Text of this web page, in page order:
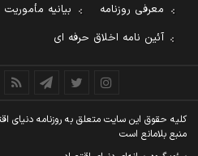
معرفی روزنامه
بیانیه مأموریت
آئین نامه اخلاق حرفه ای
کليه حقوق اين سايت متعلق به روزنامه دنيای
منبع بلامانع است